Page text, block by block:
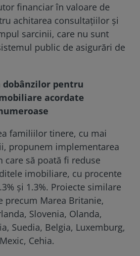
financiar în valoare de
achitarea consultațiilor și
sarcinii, care nu sunt
public de asigurări de
dobânzilor pentru
acordate
familiilor tinere, cu mai
propunem implementarea
care să poată fi reduse
imobiliare, cu procente
și 1.3%. Proiecte similare
precum Marea Britanie,
Slovenia, Olanda,
Suedia, Belgia, Luxemburg,
Cehia.